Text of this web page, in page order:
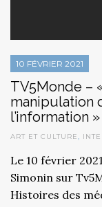
10 FÉVRIER 2021
TV5Monde –
manipulation
l’information »
ART ET CULTURE,
Le 10 février
Simonin sur
Histoires des